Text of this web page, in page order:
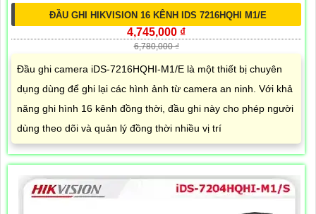
ĐẦU GHI HIKVISION 16 KÊNH IDS 7216HQHI M1/E
4,745,000 ₫
6,780,000 ₫
Đầu ghi camera iDS-7216HQHI-M1/E là một thiết bị chuyên
dụng dùng để ghi lại các hình ảnh từ camera an ninh. Với khả
năng ghi hình 16 kênh đồng thời, đầu ghi này cho phép người
dùng theo dõi và quản lý đồng thời nhiều vị trí